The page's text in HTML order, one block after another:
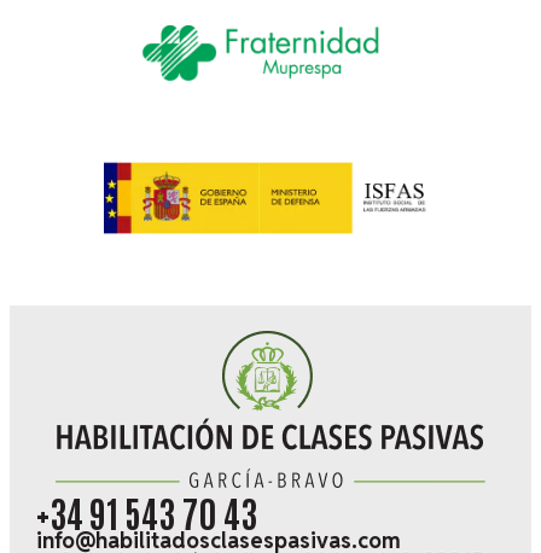
+34 91 543 70 43
info@habilitadosclasespasivas.com